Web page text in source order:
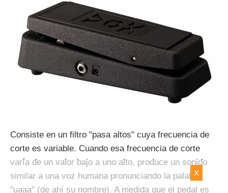
Consiste en un filtro "pasa altos" cuya frecuencia de
corte es variable. Cuando esa frecuencia de corte
varía de un valor bajo a uno alto, produce un sonido
similar a una voz humana pronunciando la palabra
"uaaa" (de ahí su nombre). A medida que el pedal es
X